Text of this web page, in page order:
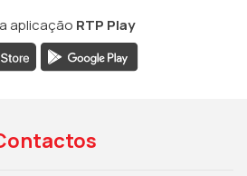
aplicação RTP Play